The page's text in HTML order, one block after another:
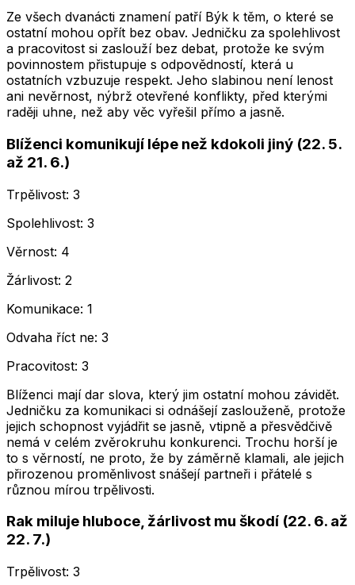
Ze všech dvanácti znamení patří Býk k těm, o které se
ostatní mohou opřít bez obav. Jedničku za spolehlivost
a pracovitost si zaslouží bez debat, protože ke svým
povinnostem přistupuje s odpovědností, která u
ostatních vzbuzuje respekt. Jeho slabinou není lenost
ani nevěrnost, nýbrž otevřené konflikty, před kterými
raději uhne, než aby věc vyřešil přímo a jasně.
Blíženci komunikují lépe než kdokoli jiný (22. 5.
až 21. 6.)
Trpělivost: 3
Spolehlivost: 3
Věrnost: 4
Žárlivost: 2
Komunikace: 1
Odvaha říct ne: 3
Pracovitost: 3
Blíženci mají dar slova, který jim ostatní mohou závidět.
Jedničku za komunikaci si odnášejí zaslouženě, protože
jejich schopnost vyjádřit se jasně, vtipně a přesvědčivě
nemá v celém zvěrokruhu konkurenci. Trochu horší je
to s věrností, ne proto, že by záměrně klamali, ale jejich
přirozenou proměnlivost snášejí partneři i přátelé s
různou mírou trpělivosti.
Rak miluje hluboce, žárlivost mu škodí (22. 6. až
22. 7.)
Trpělivost: 3